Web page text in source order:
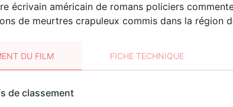
écrivain américain de romans policiers
de meurtres crapuleux commis dans la région
DU FILM FICHE TECHNIQUE
de classement